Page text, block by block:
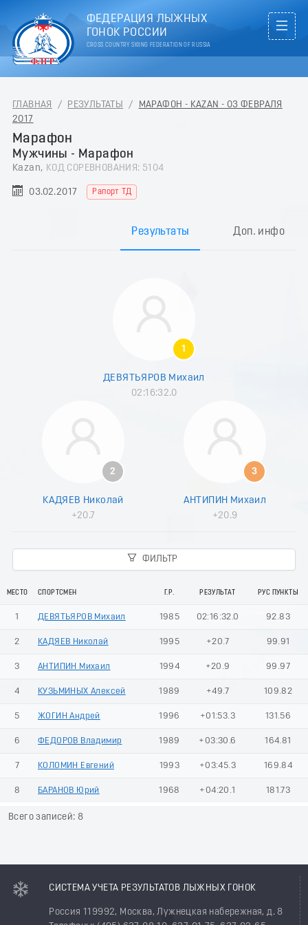
ФЕДЕРАЦИЯ ЛЫЖНЫХ
ГОНОК РОССИИ
CROSS COUNTRY SKIING FEDERATION OF RUSSIA
ГЛАВНАЯ / РЕЗУЛЬТАТЫ /
МАРАФОН - KAZAN - 03 ФЕВРАЛЯ
2017
Марафон
Мужчины - Марафон
Kazan, КОД СОРЕВНОВАНИЯ: 5104
03.02.2017 Рапорт ТД
Результаты Доп. инфо
1
ДЕВЯТЬЯРОВ Михаил
02:16:32.0
2
КАДЯЕВ Николай
+20.7
3
АНТИПИН Михаил
+20.9
ФИЛЬТР
МЕСТО СПОРТСМЕН Г.Р. РЕЗУЛЬТАТ РУС ПУНКТЫ
1 ДЕВЯТЬЯРОВ Михаил 1985 02:16:32.0 92.83
2 КАДЯЕВ Николай 1995 +20.7 99.91
3 АНТИПИН Михаил 1994 +20.9 99.97
4 КУЗЬМИНЫХ Алексей 1989 +49.7 109.82
5 ЖОГИН Андрей 1996 +01:53.3 131.56
6 ФЕДОРОВ Владимир 1989 +03:30.6 164.81
7 КОЛОМИН Евгений 1993 +03:45.3 169.84
8 БАРАНОВ Юрий 1968 +04:20.1 181.73
Всего записей: 8
СИСТЕМА УЧЕТА РЕЗУЛЬТАТОВ ЛЫЖНЫХ ГОНОК
Россия 119992, Москва, Лужнецкая набережная, д. 8